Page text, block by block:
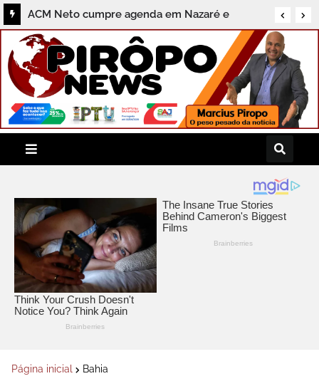
ACM Neto cumpre agenda em Nazaré e
destaca compromissos com a região do
Recôncavo durante coletiva ao Pirôpo News
Página inicial Bahia